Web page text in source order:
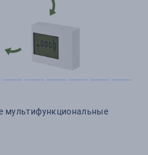
мультифункциональные